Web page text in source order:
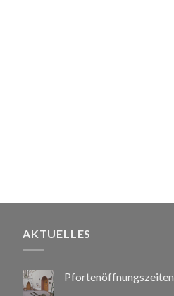
AKTUELLES
Pfortenöffnungszeiten